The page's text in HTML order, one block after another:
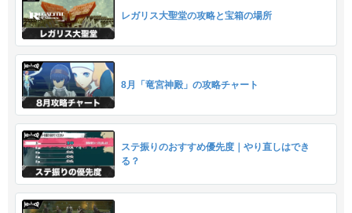
レガリス大聖堂の攻略と宝箱の場所
8月「竜宮神殿」の攻略チャート
ステ振りのおすすめ優先度｜やり直しはでき
る？